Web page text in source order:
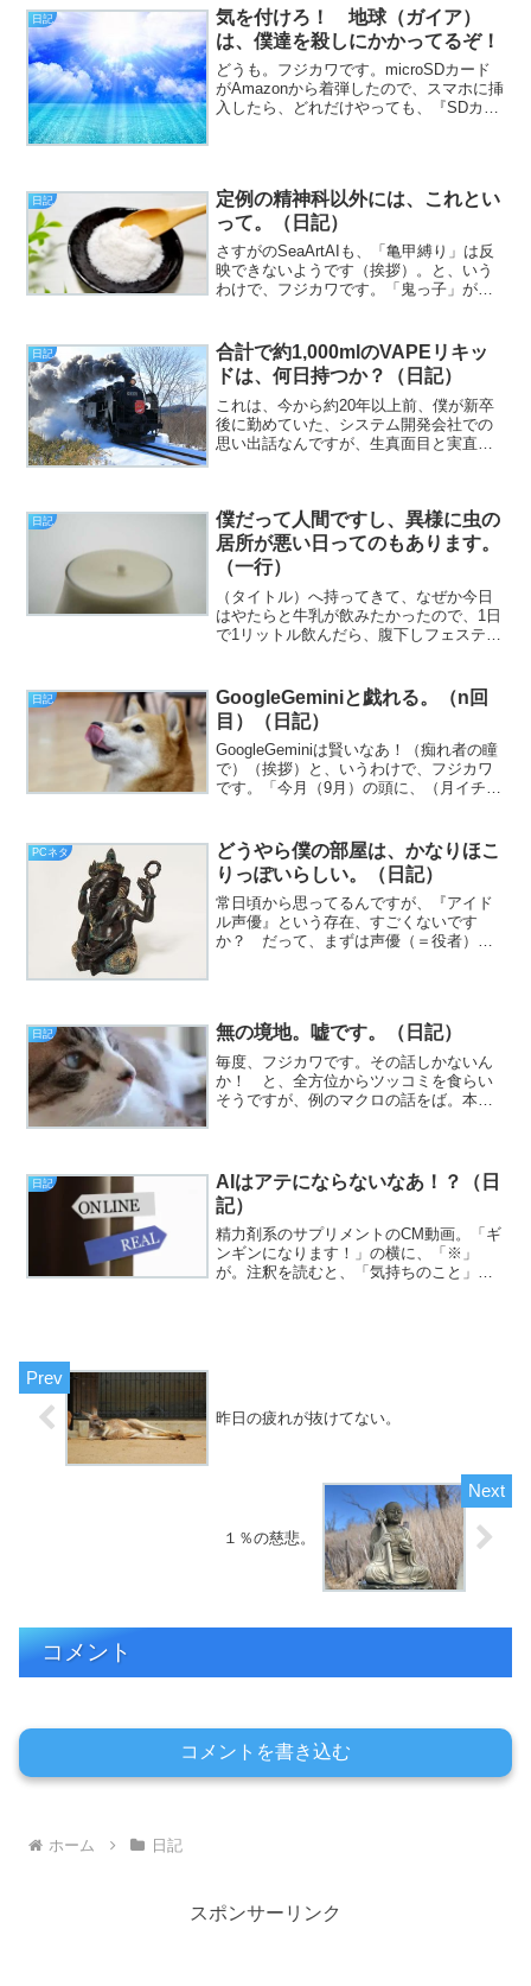
曜日、皆様いかがお過ごしでしょうか。
さて。タイトルの話なんです...
日記
気を付けろ！ 地球（ガイア）
は、僕達を殺しにかかってるぞ！
どうも。フジカワです。microSDカード
がAmazonから着弾したので、スマホに挿
入したら、どれだけやっても、『SDカー
日記
定例の精神科以外には、これとい
って。（日記）
さすがのSeaArtAIも、「亀甲縛り」は反
映できないようです（挨拶）。と、いう
わけで、フジカワです。「鬼っ子」が、
いかがお過ごしでしょうか。今日のエン
トリ...
日記
合計で約1,000mlのVAPEリキッ
ドは、何日持つか？（日記）
これは、今から約20年以上前、僕が新卒
後に勤めていた、システム開発会社での
思い出話なんですが、生真面目と実直を
が恥ずかしげに『金太の...
日記
僕だって人間ですし、異様に虫の
居所が悪い日ってのもあります。
（一行）
（タイトル）へ持ってきて、なぜか今日
はやたらと牛乳が飲みたかったので、1日
で1リットル飲んだら、腹下しフェスティ
日記
GoogleGeminiと戯れる。（n回
目）（日記）
GoogleGeminiは賢いなあ！（痴れ者の瞳
で）（挨拶）と、いうわけで、フジカワ
です。「今月（9月）の頭に、（月イチで
力に危機感を覚える月曜日、皆様いかが
お過ごしで...
PCネタ
どうやら僕の部屋は、かなりほこ
りっぽいらしい。（日記）
常日頃から思ってるんですが、『アイド
ル声優』という存在、すごくないです
か？ だって、まずは声優（＝役者）と
拶）。と、いうわけで、フジカワで...
日記 無の境地。嘘です。（日記）
毎度、フジカワです。その話しかないん
か！ と、全方位からツッコミを食らい
そうですが、例のマクロの話をば。本
拡充して、「...
日記
AIはアテにならないなあ！？（日
記）
精力剤系のサプリメントのCM動画。「ギ
ンギンになります！」の横に、「※」
が。注釈を読むと、「気持ちのこと」と
昨日の疲れが抜けてない。
１％の慈悲。
コメント
コメントを書き込む
ホーム 日記
スポンサーリンク